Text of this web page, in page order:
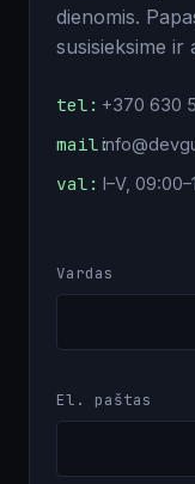
dienomis.
susisieksime ir
tel: +370 630
mail:
val: I–V,
Vardas
El. paštas